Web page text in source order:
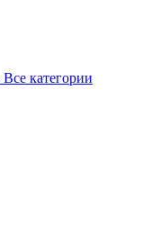
Все категории